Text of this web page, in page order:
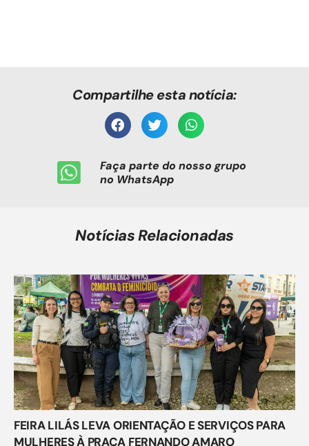
Compartilhe esta notícia:
Faça parte do nosso grupo
no WhatsApp
Notícias Relacionadas
FEIRA LILÁS LEVA ORIENTAÇÃO E SERVIÇOS PARA
MULHERES À PRAÇA FERNANDO AMARO